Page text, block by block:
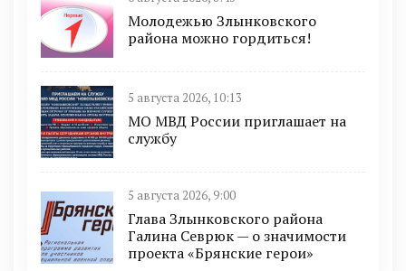
Молодежью Злынковского
района можно гордиться!
5 августа 2026, 10:13
МО МВД России приглашает на
службу
5 августа 2026, 9:00
Глава Злынковского района
Галина Севрюк — о значимости
проекта «Брянские герои»